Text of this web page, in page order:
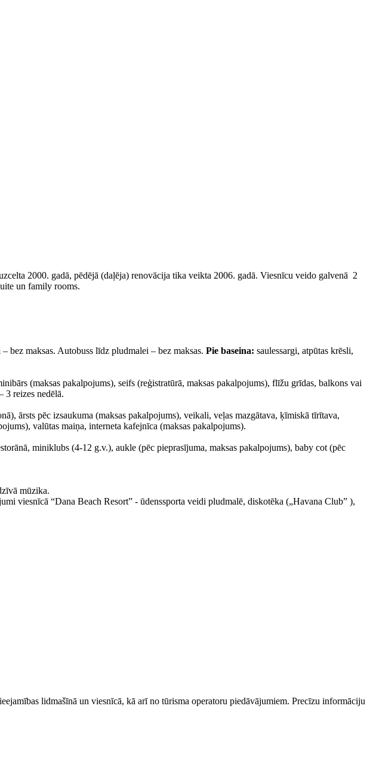
2000. gadā, pēdējā (daļēja) renovācija tika veikta 2006. gadā. Viesnīcu veido galvenā 2
un family rooms.
bez maksas. Autobuss līdz pludmalei – bez maksas. Pie baseina: saulessargi, atpūtas krēsli,
(maksas pakalpojums), seifs (reģistratūrā, maksas pakalpojums), flīžu grīdas, balkons vai
3 reizes nedēlā.
ārsts pēc izsaukuma (maksas pakalpojums), veikali, veļas mazgātava, ķīmiskā tīrītava,
valūtas maiņa, interneta kafejnīca (maksas pakalpojums).
miniklubs (4-12 g.v.), aukle (pēc pieprasījuma, maksas pakalpojums), baby cot (pēc
mūzika.
viesnīcā “Dana Beach Resort” - ūdenssporta veidi pludmalē, diskotēka („Havana Club” ),
lidmašīnā un viesnīcā, kā arī no tūrisma operatoru piedāvājumiem. Precīzu informāciju